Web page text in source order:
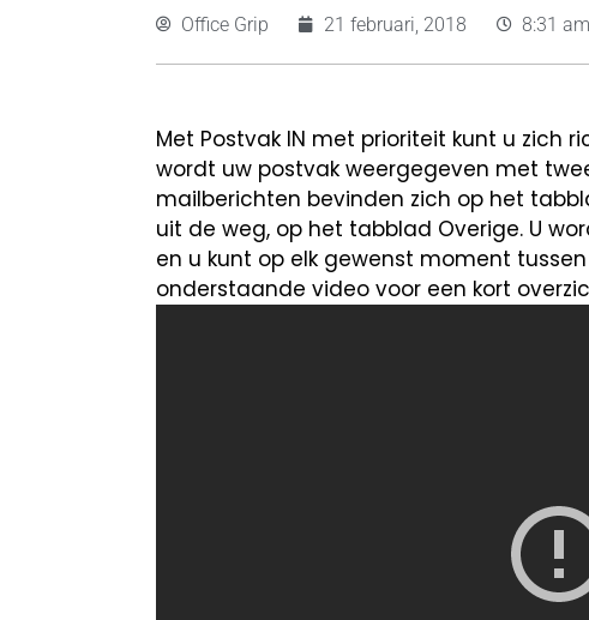
Office Grip 21 februari, 2018 8:31 am
Met Postvak IN met prioriteit kunt u zich
wordt uw postvak weergegeven met
mailberichten bevinden zich op het
uit de weg, op het tabblad Overige. U
en u kunt op elk gewenst moment
onderstaande video voor een kort